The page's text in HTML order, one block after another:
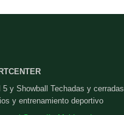
y Showball Techadas y cerradas
y entrenamiento deportivo